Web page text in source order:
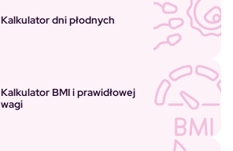
Kalkulator dni płodnych
Kalkulator BMI i prawidłowej
wagi